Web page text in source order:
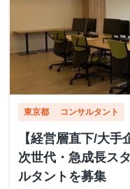
東京都 コンサルタント
【経営層直下/大手
次世代・急成長ス
ルタントを募集